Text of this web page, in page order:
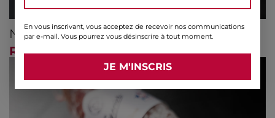
NOS IDÉES RECETTES
RISOTTO CRÉMEUX AU CHORIZO
En vous inscrivant, vous acceptez de recevoir nos communications
par e-mail. Vous pourrez vous désinscrire à tout moment.